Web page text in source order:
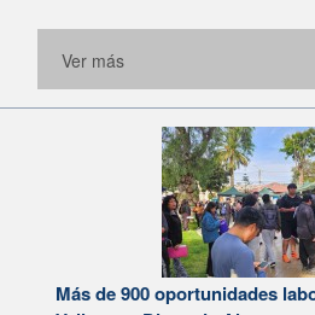
Ver más
Más de 900 oportunidades